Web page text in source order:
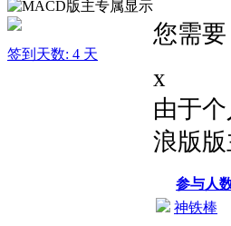
签到天数: 4 天
您需要
x
由于
浪版
参与人
神铁棒